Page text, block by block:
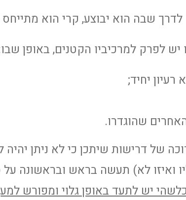
לדרך שבה הוא יבוצע, קרי הוא
יש לפרק למרכיביו הקטנים, באופן
יחיד;
שהוגדרו.
של דרישות שיתכן כי לא ניתן
ואיזו לא) תעשה בראש ובראשונה
יש לתעד באופן גלוי ומפורש